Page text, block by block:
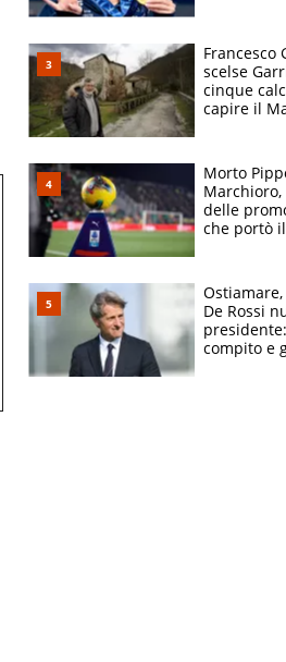
giornalista,
Francesca
fratello
Francesco
scelse
cinque
capire il
Morto
Marchioro,
delle
che portò il
di Baresi
De Rossi
compito e